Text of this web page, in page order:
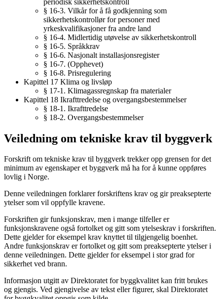
§ 16-3. Vilkår for å få godkjenning som
sikkerhetskontrollør for personer med
yrkeskvalifikasjoner fra andre land
§ 16-4. Midlertidig utøvelse av sikkerhetskontroll
§ 16-5. Språkkrav
§ 16-6. Nasjonalt installasjonsregister
§ 16-7. (Opphevet)
§ 16-8. Prisregulering
Kapittel 17 Klima og livsløp
§ 17-1. Klimagassregnskap fra materialer
Kapittel 18 Ikrafttredelse og overgangsbestemmelser
§ 18-1. Ikrafttredelse
§ 18-2. Overgangsbestemmelser
Veiledning om tekniske krav til byggverk
Forskrift om tekniske krav til byggverk trekker opp grensen for det
minimum av egenskaper et byggverk må ha for å kunne oppføres
lovlig i Norge.
Denne veiledningen forklarer forskriftens krav og gir preaksepterte
ytelser som vil oppfylle kravene.
Forskriften gir funksjonskrav, men i mange tilfeller er
funksjonskravene også fortolket og gitt som ytelseskrav i forskriften.
Dette gjelder for eksempel krav knyttet til tilgjengelig boenhet.
Andre funksjonskrav er fortolket og gitt som preaksepterte ytelser i
denne veiledningen. Dette gjelder for eksempel i stor grad for
sikkerhet ved brann.
Informasjon utgitt av Direktoratet for byggkvalitet kan fritt brukes
og gjengis. Ved gjengivelse av tekst eller figurer, skal Direktoratet